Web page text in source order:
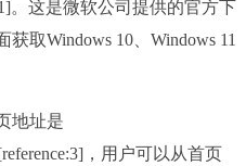
。这是微软公司提供的官方下
取Windows 10、Windows 11
地址是
，用户可以从首页